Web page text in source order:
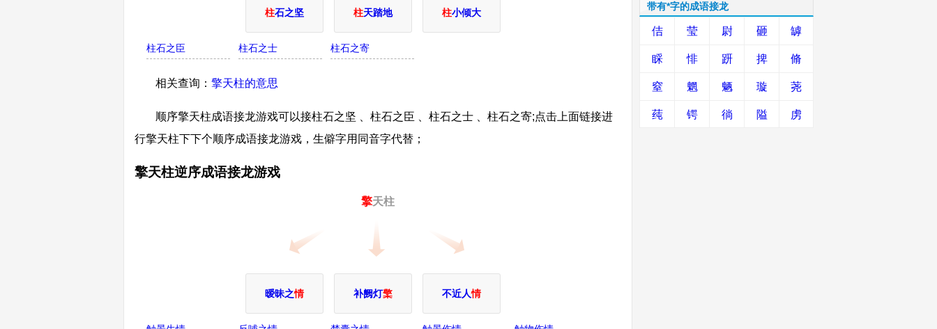
柱石之坚 柱天踏地 柱小倾大
柱石之臣 柱石之士 柱石之寄
相关查询： 擎天柱的意思
顺序擎天柱成语接龙游戏可以接柱石之坚 、柱石之臣 、柱石之士 、柱石之寄;点击上面链接进
行擎天柱下下个顺序成语接龙游戏，生僻字用同音字代替；
擎天柱逆序成语接龙游戏
擎天柱
暧昧之情 补阙灯檠 不近人情
带有*字的成语接龙
佶 莹 尉 砸 罅
睬 悱 趼 捭 脩
窒 魍 魉 璇 荛
莼 锷 徜 隘 虏